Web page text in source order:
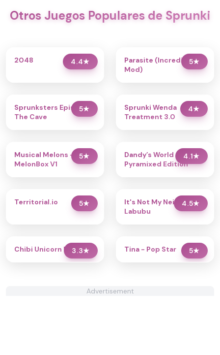
Otros Juegos Populares de Sprunki
4.4★
2048 5★
Parasite (Incredibox
Mod)
5★
Sprunksters Episode 2:
The Cave
4★
Sprunki Wenda
Treatment 3.0
5★
Musical Melons –
MelonBox V1
4.1★
Dandy’s World
Pyramixed Edition
5★
Territorial.io 4.5★
It's Not My Neighbor:
Labubu
3.3★
Chibi Unicorn Dress Up 5★
Tina - Pop Star
Advertisement